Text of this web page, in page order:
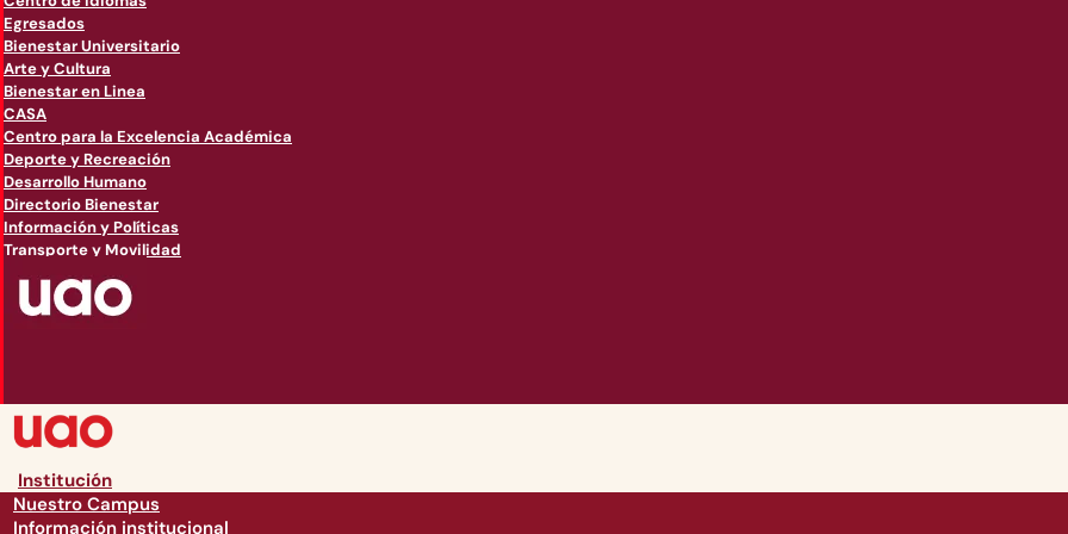
Egresados
Bienestar Universitario
Arte y Cultura
Bienestar en Linea
CASA
Centro para la Excelencia Académica
Deporte y Recreación
Desarrollo Humano
Directorio Bienestar
Información y Políticas
Transporte y Movilidad
Institución
Nuestro Campus
Información institucional